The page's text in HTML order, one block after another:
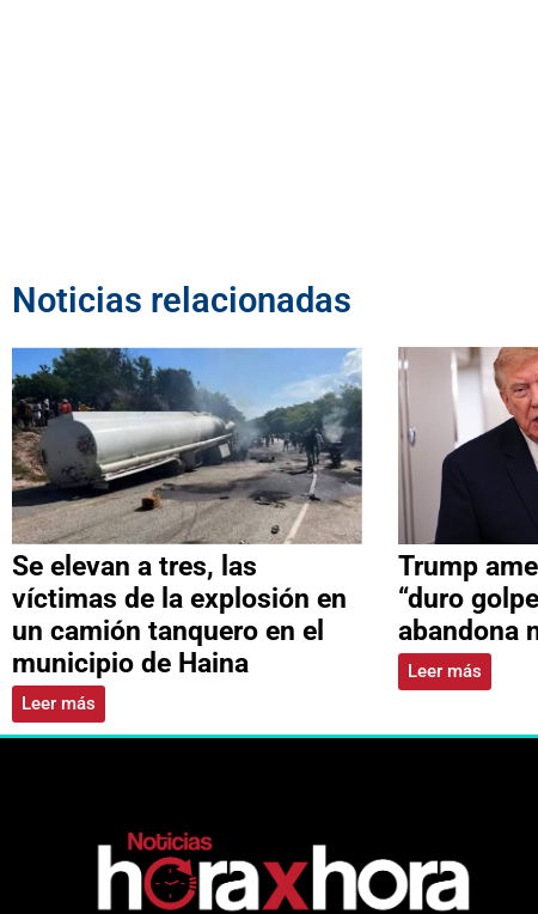
Noticias relacionadas
Se elevan a tres, las
víctimas de la explosión en
un camión tanquero en el
municipio de Haina
Leer más
Trump
“duro
abandona
Leer más